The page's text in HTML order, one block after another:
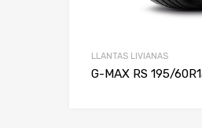
LLANTAS LIVIANAS
G-MAX RS 195/